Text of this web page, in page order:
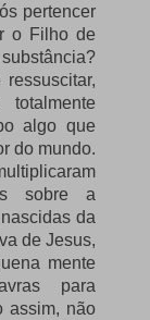
pertencer
o Filho de
algo que
do mundo.
sobre a
da
de Jesus,
mente
para
assim, não